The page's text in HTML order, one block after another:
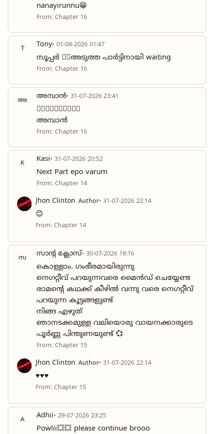
nanayirunnu😁
From: Chapter 16
T Tony• 01-08-2026 01:47
സൂപ്പർ 👍🏻അടുത്ത പാർട്ടിനായി waiting
From: Chapter 16
അ അമ്പാൻ• 31-07-2026 23:41
❤️‍🔥❤️‍🔥❤️‍🔥❤️‍🔥❤️‍🔥
അമ്പാൻ
From: Chapter 16
K Kasi• 31-07-2026 20:52
Next Part epo varum
From: Chapter 14
Jhon Clinton Author• 31-07-2026 22:14
😊
From: Chapter 14
സ സാന്റ ക്ലോസ്• 30-07-2026 18:16
കൊള്ളാം. ഗംഭീരമായിരുന്നു
നെഗറ്റീവ് പറയുന്നവരെ മൈൻഡ് ചെയ്യേണ്ട
രാമന്റെ കഥക്ക് കീഴിൽ വന്നു വരെ നെഗറ്റീവ്
പറയുന്ന കൂട്ടങ്ങളുണ്ട്
നിങ്ങ എഴുത്
ഞാനടക്കമുള്ള വലിയൊരു വായനക്കാരുടെ
പൂർണ്ണ പിന്തുണയുണ്ട് 💞
From: Chapter 15
Jhon Clinton Author• 31-07-2026 22:14
♥️♥️♥️
From: Chapter 15
A Adhii• 29-07-2026 23:25
Powlii💥💥 please continue brooo